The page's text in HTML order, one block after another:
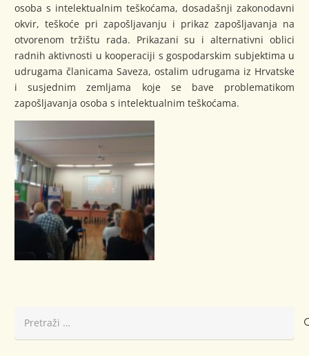
osoba s intelektualnim teškoćama, dosadašnji zakonodavni
okvir, teškoće pri zapošljavanju i prikaz zapošljavanja na
otvorenom tržištu rada. Prikazani su i alternativni oblici
radnih aktivnosti u kooperaciji s gospodarskim subjektima u
udrugama članicama Saveza, ostalim udrugama iz Hrvatske
i susjednim zemljama koje se bave problematikom
zapošljavanja osoba s intelektualnim teškoćama.